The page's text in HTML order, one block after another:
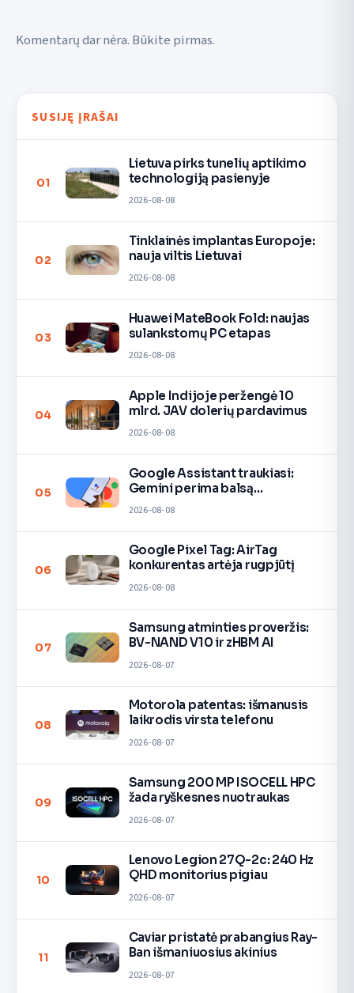
Komentarų dar nėra. Būkite pirmas.
SUSIJĘ ĮRAŠAI
01
Lietuva pirks tunelių aptikimo
technologiją pasienyje
2026-08-08
02
Tinklainės implantas Europoje:
nauja viltis Lietuvai
2026-08-08
03
Huawei MateBook Fold: naujas
sulankstomų PC etapas
2026-08-08
04
Apple Indijoje peržengė 10
mlrd. JAV dolerių pardavimus
2026-08-08
05
Google Assistant traukiasi:
Gemini perima balsą
2026-08-08
06
Google Pixel Tag: AirTag
konkurentas artėja rugpjūtį
2026-08-08
07
Samsung atminties proveržis:
BV-NAND V10 ir zHBM AI
2026-08-07
08
Motorola patentas: išmanusis
laikrodis virsta telefonu
2026-08-07
09
Samsung 200 MP ISOCELL HPC
žada ryškesnes nuotraukas
2026-08-07
10
Lenovo Legion 27Q-2c: 240 Hz
QHD monitorius pigiau
2026-08-07
11
Caviar pristatė prabangius Ray-
Ban išmaniuosius akinius
2026-08-07